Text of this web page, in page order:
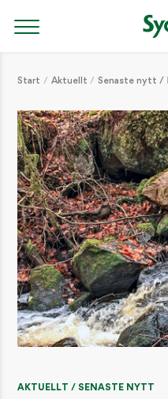
Start Aktuellt Senaste nytt
AKTUELLT / SENASTE NYTT